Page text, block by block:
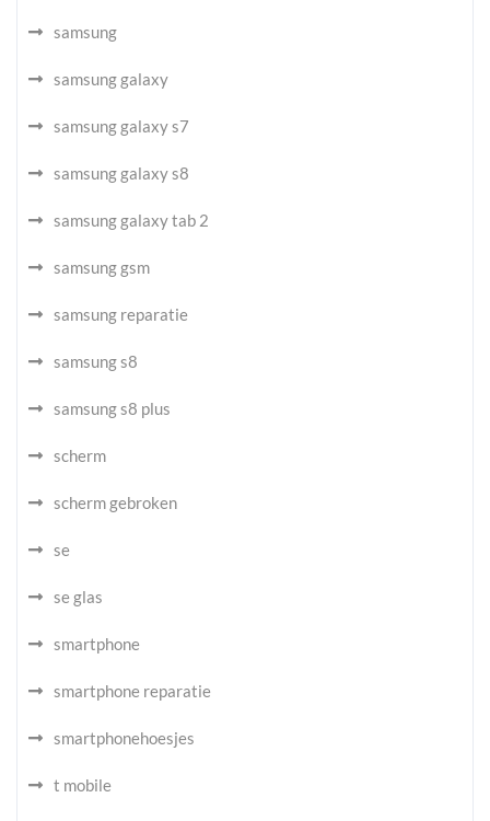
samsung
samsung galaxy
samsung galaxy s7
samsung galaxy s8
samsung galaxy tab 2
samsung gsm
samsung reparatie
samsung s8
samsung s8 plus
scherm
scherm gebroken
se
se glas
smartphone
smartphone reparatie
smartphonehoesjes
t mobile